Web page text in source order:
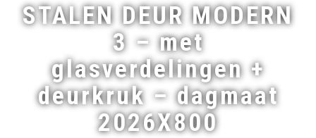
STALEN DEUR MODERN
3 – met
glasverdelingen +
deurkruk – dagmaat
2026X800